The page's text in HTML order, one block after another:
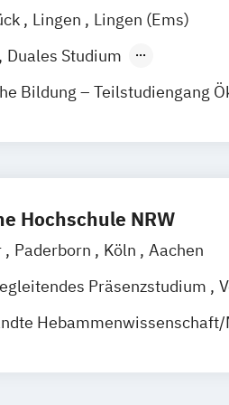
Lingen
Lingen (Ems)
Duales Studium
Präsenzstudium
Bildung – Teilstudiengang
Logopädie
Versorgungsforschung und -
Physiotherapy
in der
Hochschule NRW
Paderborn Köln
Aachen
Präsenzstudium
Soziale Arbeit